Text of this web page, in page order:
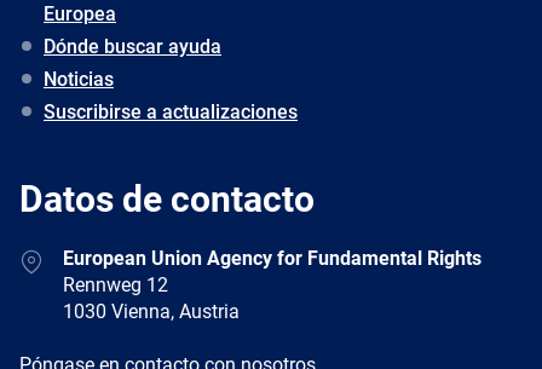
Europea
Dónde buscar ayuda
Noticias
Suscribirse a actualizaciones
Datos de contacto
AddressEuropean Union Agency for Fundamental Rights
Rennweg 12
1030 Vienna, Austria
E-